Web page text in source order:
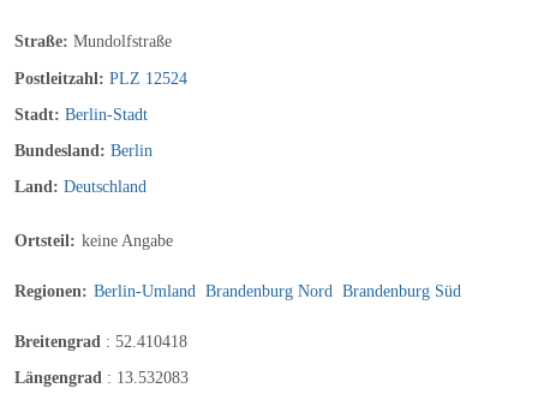
Straße: Mundolfstraße
Postleitzahl: PLZ 12524
Stadt: Berlin-Stadt
Bundesland: Berlin
Land: Deutschland
Ortsteil: keine Angabe
Regionen: Berlin-Umland Brandenburg Nord Brandenburg Süd
Breitengrad : 52.410418
Längengrad : 13.532083